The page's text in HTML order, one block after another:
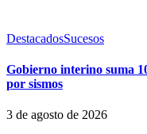
DestacadosSucesos
Gobierno interino suma
por sismos
3 de agosto de 2026